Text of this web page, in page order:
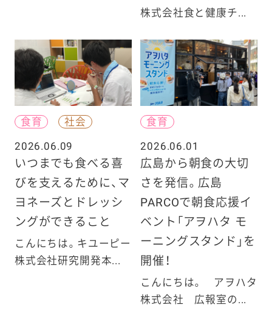
株式会社食と健康チ...
食育
社会
2026.06.09
いつまでも食べる喜
びを支えるために、マ
ヨネーズとドレッシ
ングができること
こんにちは。キユーピー
株式会社研究開発本...
食育
2026.06.01
広島から朝食の大切
さを発信。広島
PARCOで朝食応援イ
ベント「アヲハタ モ
ーニングスタンド」を
開催！
こんにちは。 アヲハタ
株式会社 広報室の...